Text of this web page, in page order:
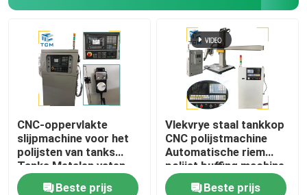
CNC-oppervlakte
slijpmachine voor het
polijsten van tanks
Tanks Metalen vaten
Spiegelspoelen
Beste prijs
Vlekvrye staal tankkop
CNC polijstmachine
Automatische riem
polijst buffing machine
Beste prijs